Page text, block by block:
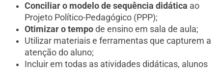
Conciliar o modelo de sequência didática ao
Projeto Político-Pedagógico (PPP);
Otimizar o tempo de ensino em sala de aula;
Utilizar materiais e ferramentas que capturem a
atenção do aluno;
Incluir em todas as atividades didáticas, alunos